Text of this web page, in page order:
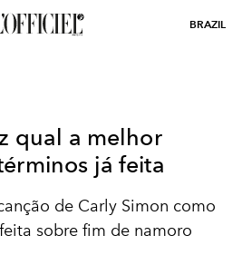
BRAZIL
qual a melhor
já feita
de Carly Simon como
sobre fim de namoro